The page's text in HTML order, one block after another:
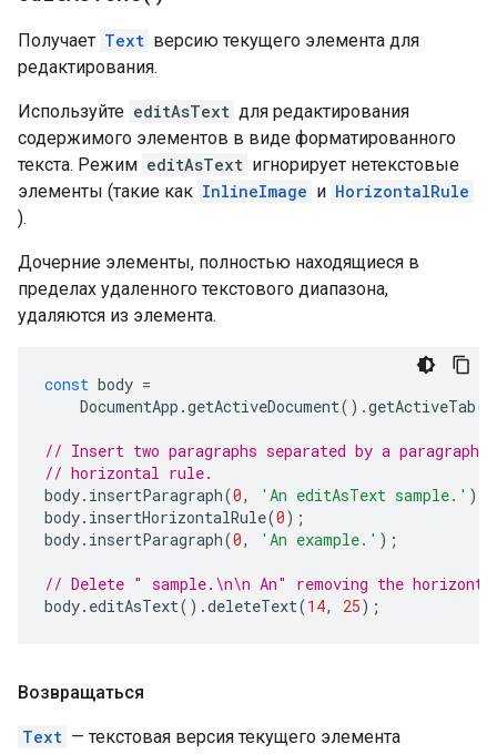
Получает Text версию текущего элемента для
редактирования.
Используйте editAsText для редактирования
содержимого элементов в виде форматированного
текста. Режим editAsText игнорирует нетекстовые
элементы (такие как InlineImage и HorizontalRule
).
Дочерние элементы, полностью находящиеся в
пределах удаленного текстового диапазона,
удаляются из элемента.
const body =
DocumentApp .getActiveDocument().getActiveTab
// Insert two paragraphs separated by a paragraph
// horizontal rule.
body. insertParagraph(0, 'An editAsText sample.' );
body. insertHorizontalRule(0);
body. insertParagraph(0, 'An example.' );
// Delete " sample.\n\n An" removing the
body. editAsText().deleteText(14, 25);
Возвращаться
Text — текстовая версия текущего элемента